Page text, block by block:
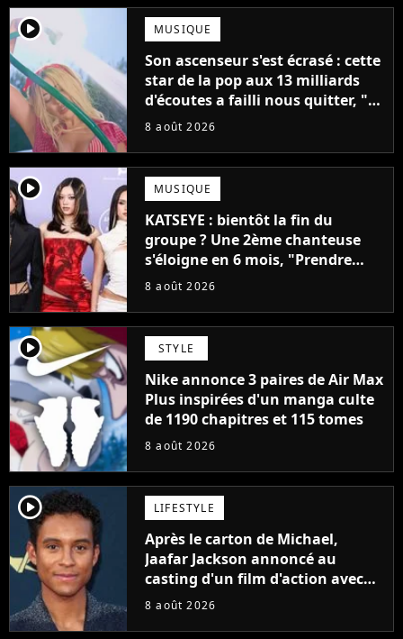
player2 MUSIQUE
Son ascenseur s'est écrasé : cette
star de la pop aux 13 milliards
d'écoutes a failli nous quitter, "Je
pensais ne plus jamais chanter"
8 août 2026
player2 MUSIQUE
KATSEYE : bientôt la fin du
groupe ? Une 2ème chanteuse
s'éloigne en 6 mois, "Prendre
cette décision n’a pas été facile"
8 août 2026
player2 STYLE
Nike annonce 3 paires de Air Max
Plus inspirées d'un manga culte
de 1190 chapitres et 115 tomes
8 août 2026
player2 LIFESTYLE
Après le carton de Michael,
Jaafar Jackson annoncé au
casting d'un film d'action avec
Will Smith
8 août 2026